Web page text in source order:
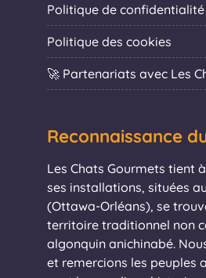
Politique de confidentialité
Politique des cookies
🚀 Partenariats avec Les
Reconnaissance
Les Chats Gourmets tient
ses installations, situées
(Ottawa-Orléans), se
territoire traditionnel non
algonquin anichinabé.
et remercions les peuples